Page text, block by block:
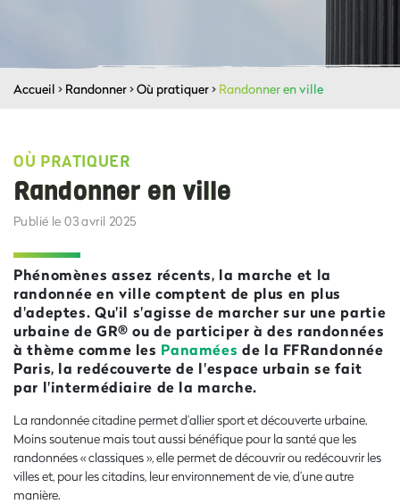
Accueil > Randonner>Où pratiquer> Randonner en ville
OÙ PRATIQUER
Randonner en ville
Publié le 03 avril 2025
Phénomènes assez récents, la marche et la
randonnée en ville comptent de plus en plus
d'adeptes. Qu'il s'agisse de marcher sur une partie
urbaine de GR® ou de participer à des randonnées
à thème comme les Panamées de la FFRandonnée
Paris, la redécouverte de l'espace urbain se fait
par l'intermédiaire de la marche.
La randonnée citadine permet d’allier sport et découverte urbaine.
Moins soutenue mais tout aussi bénéfique pour la santé que les
randonnées « classiques », elle permet de découvrir ou redécouvrir les
villes et, pour les citadins, leur environnement de vie, d’une autre
manière.